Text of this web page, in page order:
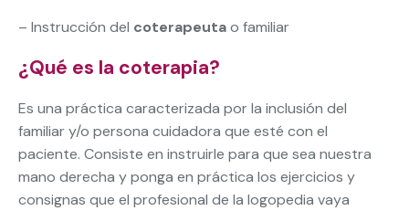
– Instrucción del coterapeutao familiar
¿Qué es la coterapia?
Es una práctica caracterizada por la inclusión del
familiar y/o persona cuidadora que esté con el
paciente. Consiste en instruirle para que sea nuestra
mano derecha y ponga en práctica los ejercicios y
consignas que el profesional de la logopedia vaya